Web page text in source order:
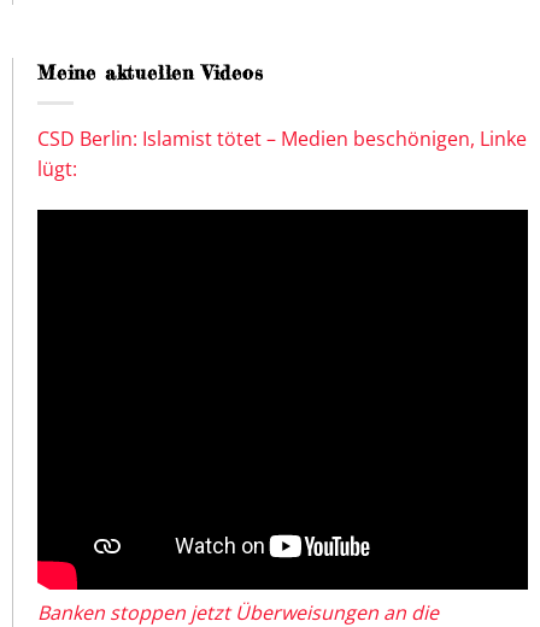
Meine aktuellen Videos
CSD Berlin: Islamist tötet – Medien beschönigen, Linke
lügt:
Banken stoppen jetzt Überweisungen an die